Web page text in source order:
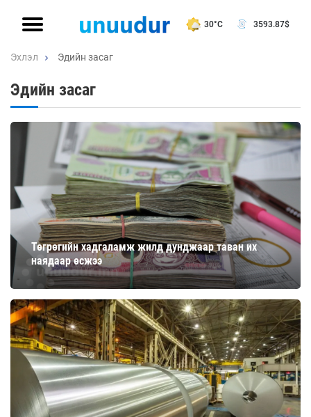
30°C 3593.87$
Эхлэл Эдийн засаг
Эдийн засаг
Төгрөгийн хадгаламж жилд дунджаар таван их
наядаар өсжээ